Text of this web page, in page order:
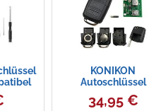
500
KONIKON
Autoschlüssel
Fernbedienung 3
Tasten Klappschlüssel
34,95 €